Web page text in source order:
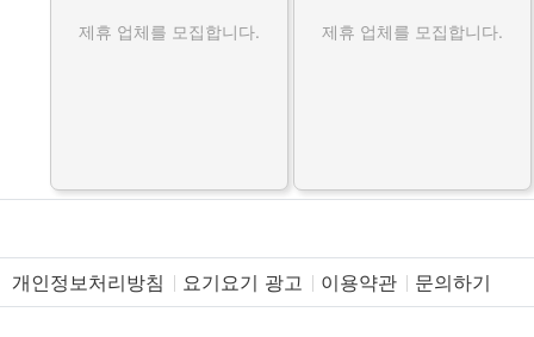
제휴 업체를 모집합니다. 제휴 업체를 모집합니다.
개인정보처리방침 요기요기 광고 이용약관 문의하기